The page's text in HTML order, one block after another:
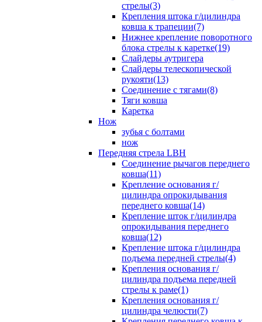
стрелы(3)
Крепления штока г/цилиндра
ковша к трапеции(7)
Нижнее крепление поворотного
блока стрелы к каретке(19)
Слайдеры аутригера
Слайдеры телескопической
рукояти(13)
Соединение с тягами(8)
Тяги ковша
Каретка
Нож
зубья с болтами
нож
Передняя стрела LBH
Cоединение рычагов переднего
ковша(11)
Крепление основания г/
цилиндра опрокидывания
переднего ковша(14)
Крепление шток г/цилиндра
опрокидывания переднего
ковша(12)
Крепление штока г/цилиндра
подъема передней стрелы(4)
Крепления основания г/
цилиндра подъема передней
стрелы к раме(1)
Крепления основания г/
цилиндра челюсти(7)